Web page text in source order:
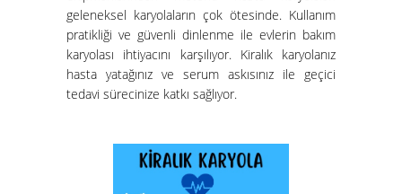
geleneksel karyolaların çok ötesinde. Kullanım
pratikliği ve güvenli dinlenme ile evlerin bakım
karyolası ihtiyacını karşılıyor. Kiralık karyolanız
hasta yatağınız ve serum askısınız ile geçici
tedavi sürecinize katkı sağlıyor.